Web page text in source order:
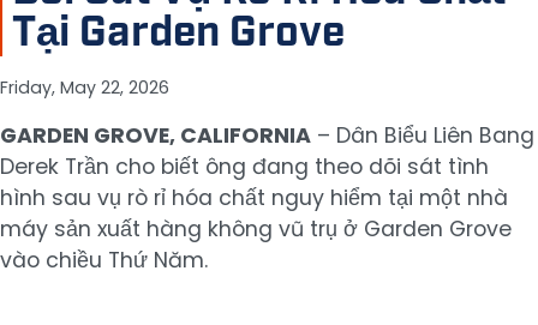
Tại Garden Grove
Friday, May 22, 2026
GARDEN GROVE, CALIFORNIA – Dân Biểu Liên Bang
Derek Trần cho biết ông đang theo dõi sát tình
hình sau vụ rò rỉ hóa chất nguy hiểm tại một nhà
máy sản xuất hàng không vũ trụ ở Garden Grove
vào chiều Thứ Năm.